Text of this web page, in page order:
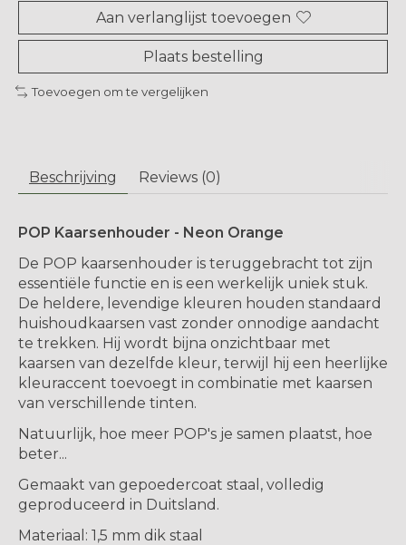
Aan verlanglijst toevoegen
Plaats bestelling
Toevoegen om te vergelijken
Beschrijving Reviews (0)
POP Kaarsenhouder - Neon Orange
De POP kaarsenhouder is teruggebracht tot zijn
essentiële functie en is een werkelijk uniek stuk.
De heldere, levendige kleuren houden standaard
huishoudkaarsen vast zonder onnodige aandacht
te trekken. Hij wordt bijna onzichtbaar met
kaarsen van dezelfde kleur, terwijl hij een heerlijke
kleuraccent toevoegt in combinatie met kaarsen
van verschillende tinten.
Natuurlijk, hoe meer POP's je samen plaatst, hoe
beter...
Gemaakt van gepoedercoat staal, volledig
geproduceerd in Duitsland.
Materiaal: 1,5 mm dik staal